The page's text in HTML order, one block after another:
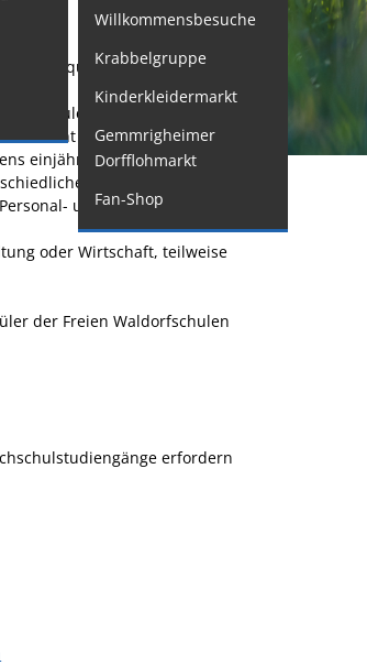
Willkommensbesuche
Krabbelgruppe
Kinderkleidermarkt
Gemmrigheimer
Dorfflohmarkt
Fan-Shop
Zusatzqualifikation wird an
für Pflege
nicht erreicht wird, in
einjähriges Praktikum
Arbeitsbereiche und
und Sozialfragen
oder Wirtschaft, teilweise
der Freien Waldorfschulen
erfordern